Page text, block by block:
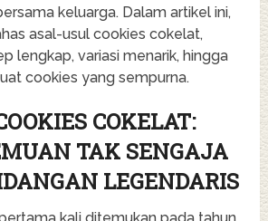
keluarga. Dalam artikel ini,
asal-usul cookies cokelat,
lengkap, variasi menarik, hingga
cookies yang sempurna.
COKELAT:
TAK SENGAJA
LEGENDARIS